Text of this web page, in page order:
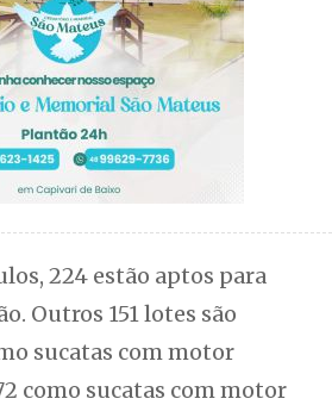
224 estão aptos para
Outros 151 lotes são
sucatas com motor
como sucatas com motor